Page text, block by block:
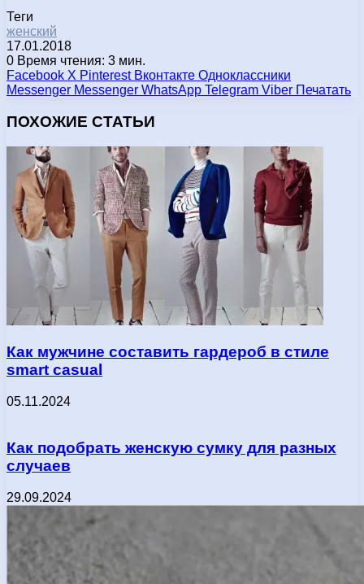
Теги
женский
17.01.2018
0 Время чтения: 3 мин.
Facebook X Pinterest Вконтакте Одноклассники
Messenger Messenger WhatsApp Telegram Viber Печатать
ПОХОЖИЕ СТАТЬИ
Как мужчине составить гардероб в стиле
smart casual
05.11.2024
Как подобрать женскую сумку для разных
случаев
29.09.2024